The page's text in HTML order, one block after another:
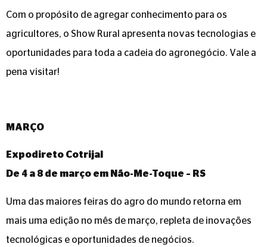
Com o propósito de agregar conhecimento para os
agricultores, o Show Rural apresenta novas tecnologias e
oportunidades para toda a cadeia do agronegócio. Vale a
pena visitar!
MARÇO
Expodireto Cotrijal
De 4 a 8 de março em Não-Me-Toque – RS
Uma das maiores feiras do agro do mundo retorna em
mais uma edição no mês de março, repleta de inovações
tecnológicas e oportunidades de negócios.